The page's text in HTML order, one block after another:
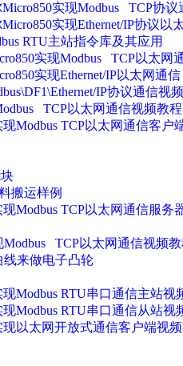
实现Modbus TCP协议
实现Ethernet/IP协议以
RTU主站指令库及其应用
实现Modbus TCP以太网
实现Ethernet/IP以太网通信
IP协议通信视
TCP以太网通信视频教程
Modbus TCP以太网通信客户
搬运样例
Modbus TCP以太网通信服务
Modbus TCP以太网通信视频
线来做电子凸轮
Modbus RTU串口通信主站视
Modbus RTU串口通信从站视
以太网开放式通信客户端视